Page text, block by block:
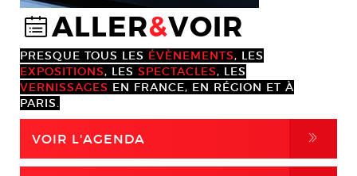
@ALLER&VOIR
PRESQUE TOUS LES ÉVÈNEMENTS, LES
EXPOSITIONS, LES SPECTACLES, LES
VERNISSAGES EN FRANCE, EN RÉGION ET À
PARIS.
VOIR L'AGENDA ,